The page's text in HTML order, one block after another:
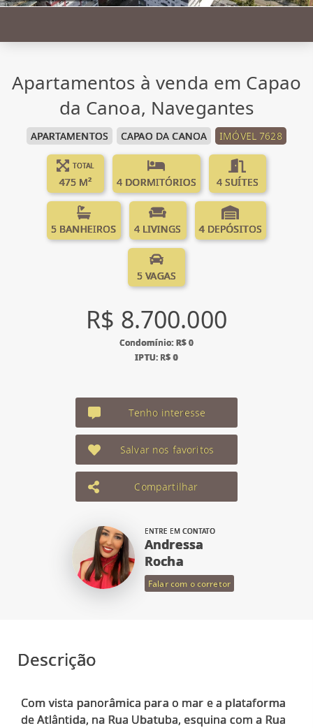
Apartamentos à venda em Capao
da Canoa, Navegantes
APARTAMENTOS CAPAO DA CANOA IMÓVEL 7628
TOTAL
475 M² 4 DORMITÓRIOS 4 SUÍTES
5 BANHEIROS 4 LIVINGS 4 DEPÓSITOS
5 VAGAS
R$ 8.700.000
Condomínio: R$ 0
IPTU: R$ 0
Tenho interesse
Salvar nos favoritos
Compartilhar
ENTRE EM CONTATO
Andressa
Rocha
Falar com o corretor
Descrição
Com vista panorâmica para o mar e a plataforma
de Atlântida, na Rua Ubatuba, esquina com a Rua